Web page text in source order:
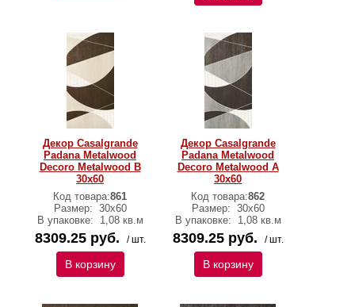
Декор Casalgrande
Padana Metalwood
Decoro Metalwood B
30x60
Код товара:861
Размер: 30х60
В упаковке:
1,08 кв.м
8309.25 руб. / шт.
В корзину
Декор Casalgrande
Padana Metalwood
Decoro Metalwood А
30x60
Код товара:862
Размер: 30х60
В упаковке:
1,08 кв.м
8309.25 руб. / шт.
В корзину